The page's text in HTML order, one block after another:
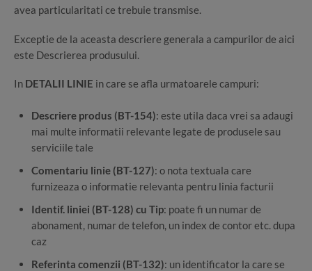
avea particularitati ce trebuie transmise.
Exceptie de la aceasta descriere generala a campurilor de aici
este Descrierea produsului.
In DETALII LINIE in care se afla urmatoarele campuri:
Descriere produs (BT-154): este utila daca vrei sa adaugi
mai multe informatii relevante legate de produsele sau
serviciile tale
Comentariu linie (BT-127): o nota textuala care
furnizeaza o informatie relevanta pentru linia facturii
Identif. liniei (BT-128) cu Tip: poate fi un numar de
abonament, numar de telefon, un index de contor etc. dupa
caz
Referinta comenzii (BT-132): un identificator la care se